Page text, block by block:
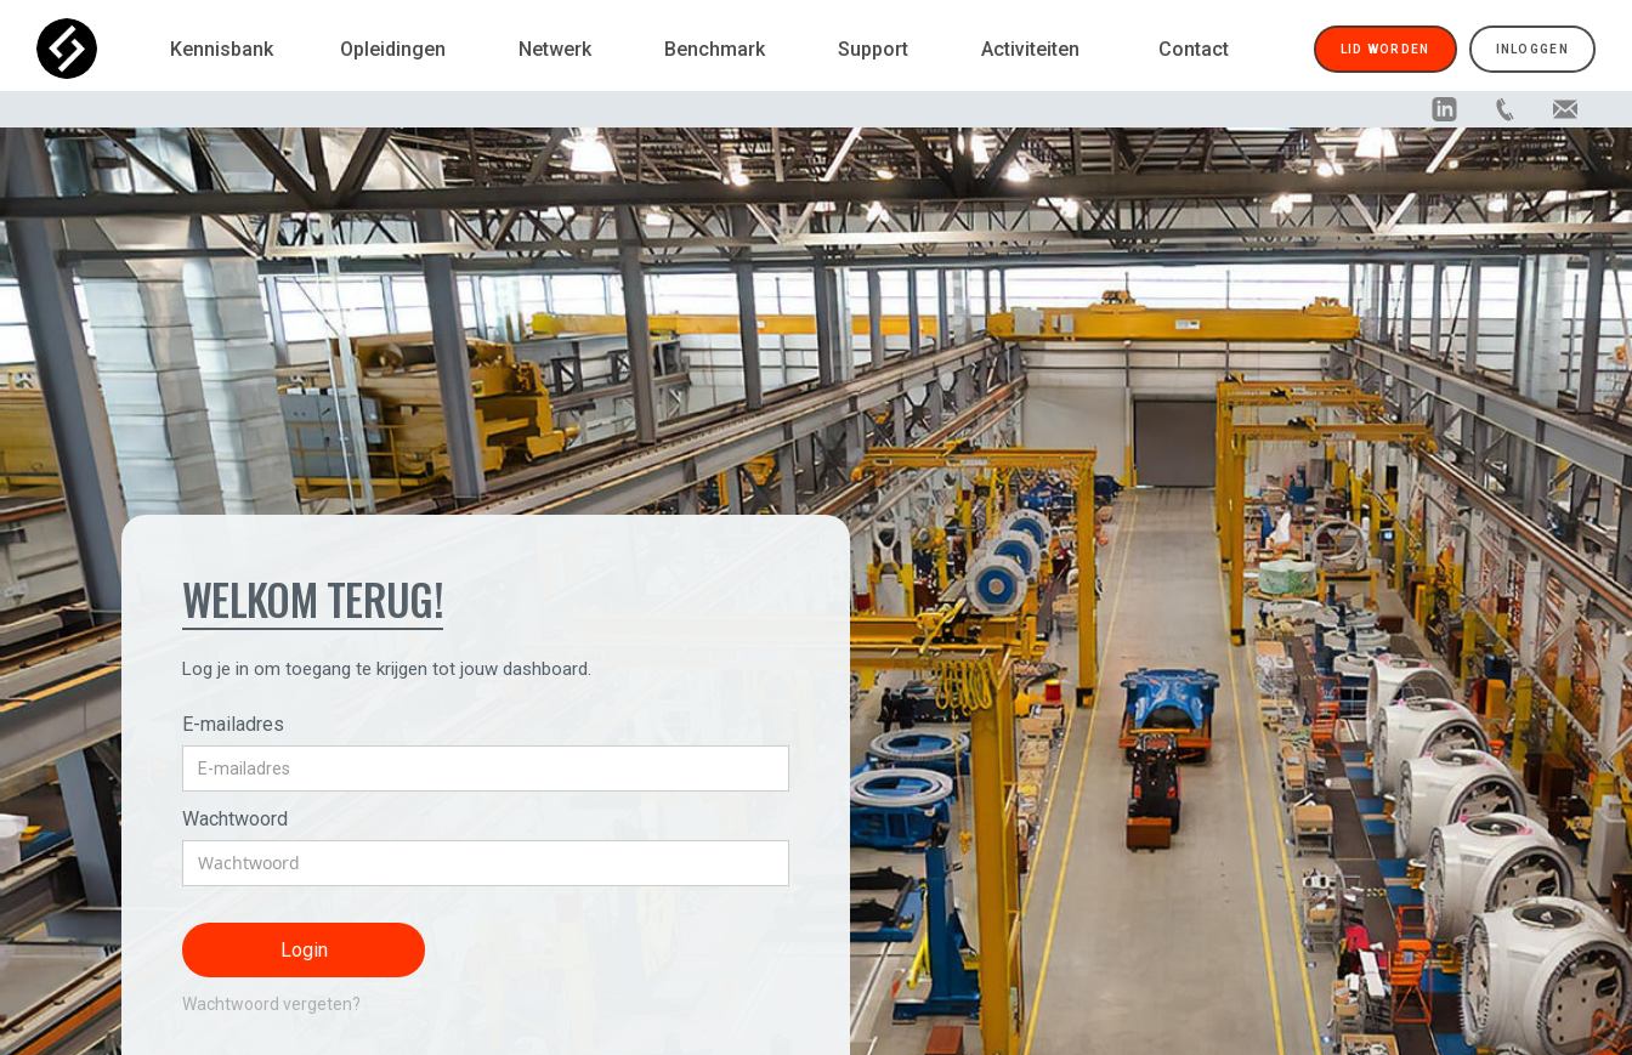
LID WORDEN INLOGGEN
Kennisbank Opleidingen Netwerk Benchmark Support Activiteiten Contact
WELKOM TERUG!
Log je in om toegang te krijgen tot jouw dashboard.
E-mailadres
Wachtwoord
Wachtwoord vergeten?